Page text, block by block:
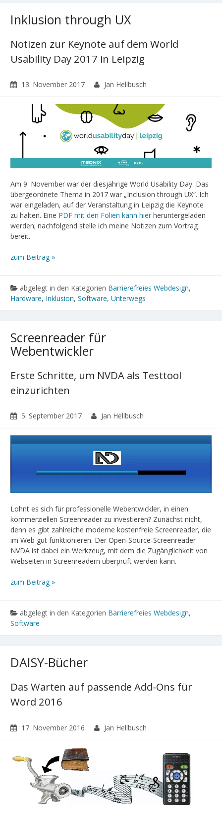
Inklusion through UX
Notizen zur Keynote auf dem World
Usability Day 2017 in Leipzig
13. November 2017 Jan Hellbusch
Am 9. November war der diesjährige World Usability Day. Das
übergeordnete Thema in 2017 war „Inclusion through UX“. Ich
war eingeladen, auf der Veranstaltung in Leipzig die Keynote
zu halten. Eine PDF mit den Folien kann hier heruntergeladen
werden; nachfolgend stelle ich meine Notizen zum Vortrag
bereit.
zum Beitrag »
abgelegt in den Kategorien Barrierefreies Webdesign,
Hardware, Inklusion, Software, Unterwegs
Screenreader für
Webentwickler
Erste Schritte, um NVDA als Testtool
einzurichten
5. September 2017 Jan Hellbusch
Lohnt es sich für professionelle Webentwickler, in einen
kommerziellen Screenreader zu investieren? Zunächst nicht,
denn es gibt zahlreiche moderne kostenfreie Screenreader, die
im Web gut funktionieren. Der Open-Source-Screenreader
NVDA ist dabei ein Werkzeug, mit dem die Zugänglichkeit von
Webseiten in Screenreadern überprüft werden kann.
zum Beitrag »
abgelegt in den Kategorien Barrierefreies Webdesign,
Software
DAISY-Bücher
Das Warten auf passende Add-Ons für
Word 2016
17. November 2016 Jan Hellbusch